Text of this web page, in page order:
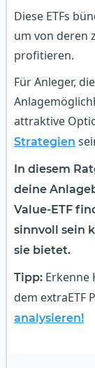
Diese ETFs
um von deren
profitieren.
Für Anleger,
attraktive
Strategien
In diesem
deine
Value-ETF
sinnvoll sein
sie bietet.
Tipp: Erkenne
dem extraETF
analysieren!